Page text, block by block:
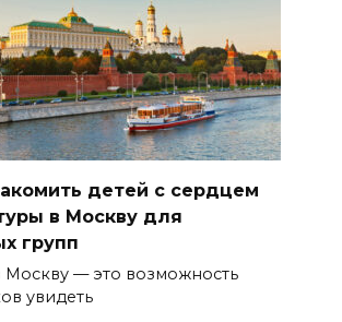
детей с сердцем
в Москву для
групп
Москву — это возможность
увидеть